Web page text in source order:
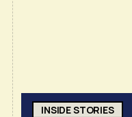
INSIDE STORIES